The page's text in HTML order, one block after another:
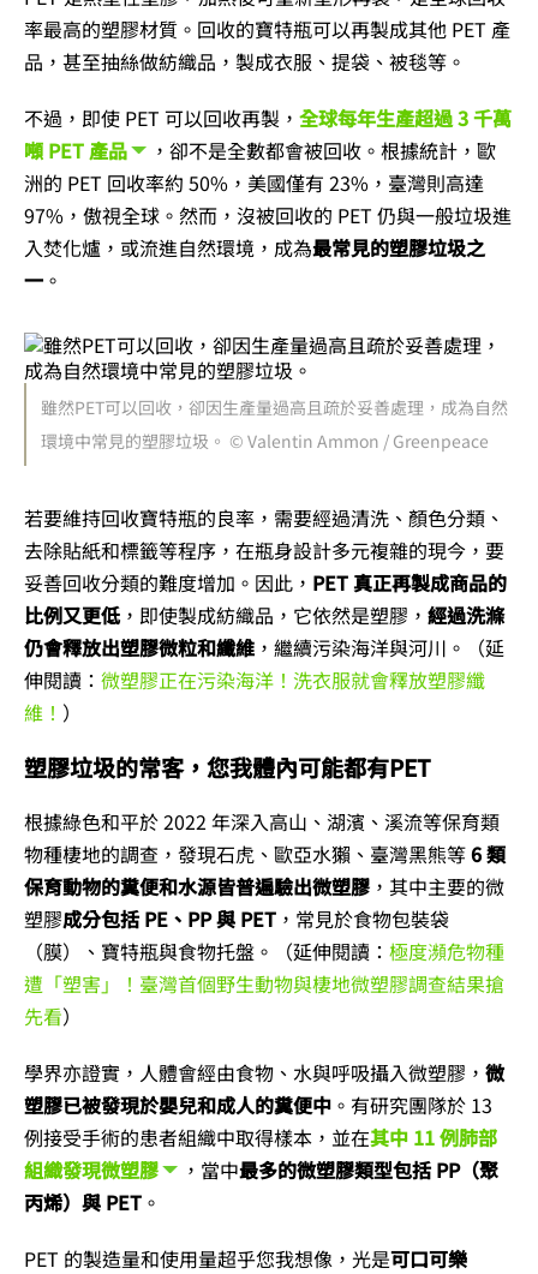
率最高的塑膠材質。回收的寶特瓶可以再製成其他 PET 產
品，甚至抽絲做紡織品，製成衣服、提袋、被毯等。
不過，即使 PET 可以回收再製， 全球每年生產超過 3 千萬
噸 PET 產品
，卻不是全數都會被回收。根據統計，歐
洲的 PET 回收率約 50%，美國僅有 23%，臺灣則高達
97%，傲視全球。然而，沒被回收的 PET 仍與一般垃圾進
入焚化爐，或流進自然環境，成為最常見的塑膠垃圾之
一 。
雖然PET可以回收，卻因生產量過高且疏於妥善處理，成為自然
環境中常見的塑膠垃圾。 © Valentin Ammon / Greenpeace
若要維持回收寶特瓶的良率，需要經過清洗、顏色分類、
去除貼紙和標籤等程序，在瓶身設計多元複雜的現今，要
妥善回收分類的難度增加。因此， PET 真正再製成商品的
比例又更低，即使製成紡織品，它依然是塑膠， 經過洗滌
仍會釋放出塑膠微粒和纖維 ，繼續污染海洋與河川。（延
伸閱讀： 微塑膠正在污染海洋！洗衣服就會釋放塑膠纖
維！ ）
塑膠垃圾的常客，您我體內可能都有PET
根據綠色和平於 2022 年深入高山、湖濱、溪流等保育類
物種棲地的調查，發現石虎、歐亞水獺、臺灣黑熊等6 類
保育動物的糞便和水源皆普遍驗出微塑膠 ，其中主要的微
塑膠成分包括 PE、PP 與 PET ，常見於食物包裝袋
（膜）、寶特瓶與食物托盤。（延伸閱讀： 極度瀕危物種
遭「塑害」！臺灣首個野生動物與棲地微塑膠調查結果搶
先看）
學界亦證實，人體會經由食物、水與呼吸攝入微塑膠， 微
塑膠已被發現於嬰兒和成人的糞便中 。有研究團隊於 13
例接受手術的患者組織中取得樣本，並在其中 11 例肺部
組織發現微塑膠
，當中最多的微塑膠類型包括 PP（聚
丙烯）與​​ PET 。
PET 的製造量和使用量超乎您我想像，光是可口可樂